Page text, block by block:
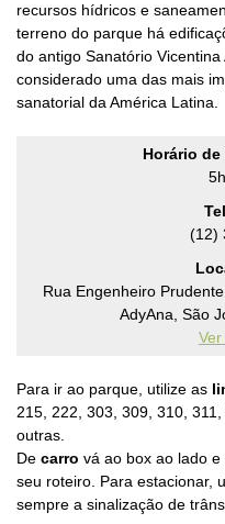
recursos hídricos e
terreno do parque há
do antigo Sanatório
considerado uma das mais
sanatorial da América Latina.
Horário
(12)
Rua Engenheiro
AdyAna, São
Para ir ao parque, utilize as
215, 222, 303, 309, 310,
outras.
De carro vá ao box ao lado
seu roteiro. Para estacionar,
sempre a sinalização de